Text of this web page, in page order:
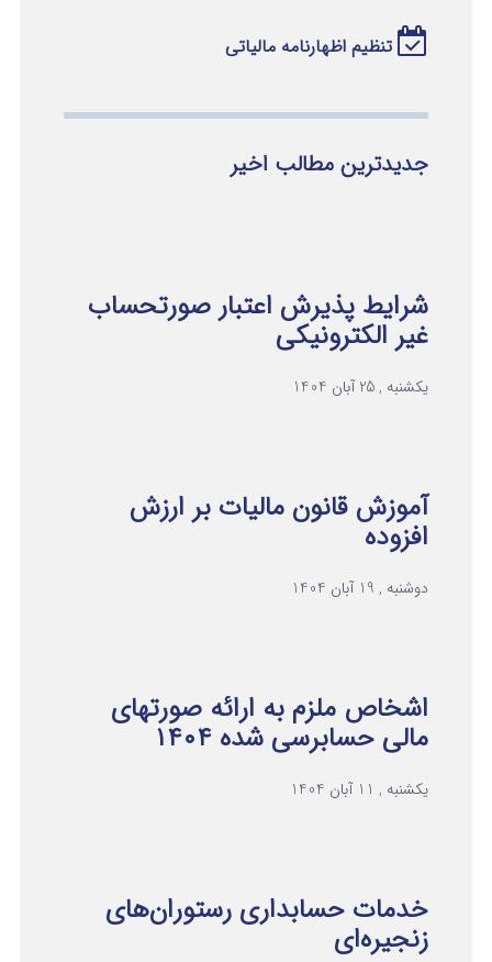
تنظیم اظهارنامه مالیاتی
جدیدترین مطالب اخیر
شرایط پذیرش اعتبار صورتحساب
غیر الکترونیکی
یکشنبه , 25 آبان 1404
آموزش قانون مالیات بر ارزش
افزوده
دوشنبه , 19 آبان 1404
اشخاص ملزم به ارائه صورتهای
مالی حسابرسی شده ۱۴۰۴
یکشنبه , 11 آبان 1404
خدمات حسابداری رستوران‌های
زنجیره‌ای